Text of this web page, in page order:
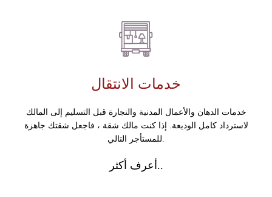
خدمات الانتقال
خدمات الدهان والأعمال المدنية والنجارة قبل التسليم إلى المالك
لاسترداد كامل الوديعة. إذا كنت مالك شقة ، فاجعل شقتك جاهزة
للمستأجر التالي.
أعرف أكثر..